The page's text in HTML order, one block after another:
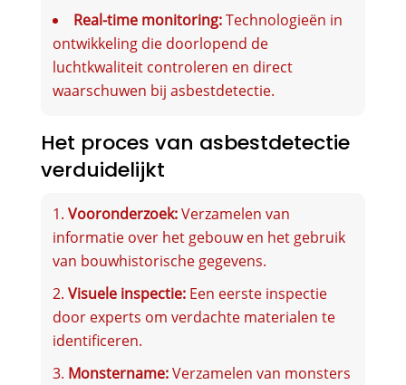
Real-time monitoring:Technologieën in
ontwikkeling die doorlopend de
luchtkwaliteit controleren en direct
waarschuwen bij asbestdetectie.
Het proces van asbestdetectie
verduidelijkt
Vooronderzoek:Verzamelen van
informatie over het gebouw en het gebruik
van bouwhistorische gegevens.
Visuele inspectie:Een eerste inspectie
door experts om verdachte materialen te
identificeren.
Monstername:Verzamelen van monsters